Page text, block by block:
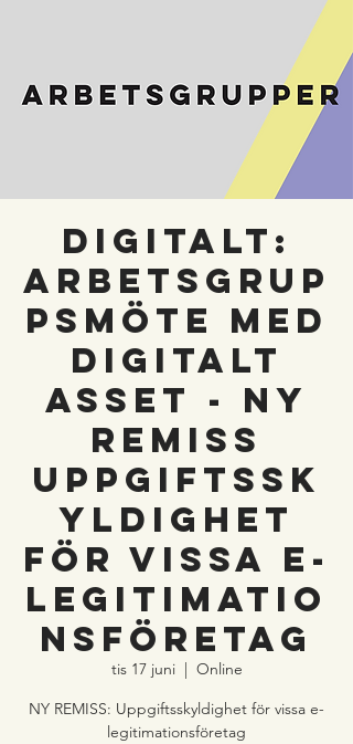
DIGITALT:
Arbetsgrup
psmöte med
Digitalt
Asset - ny
remiss
Uppgiftssk
yldighet
för vissa e-
legitimatio
nsföretag
tis 17 juni
  |
Online
NY REMISS: Uppgiftsskyldighet för vissa e-
legitimationsföretag